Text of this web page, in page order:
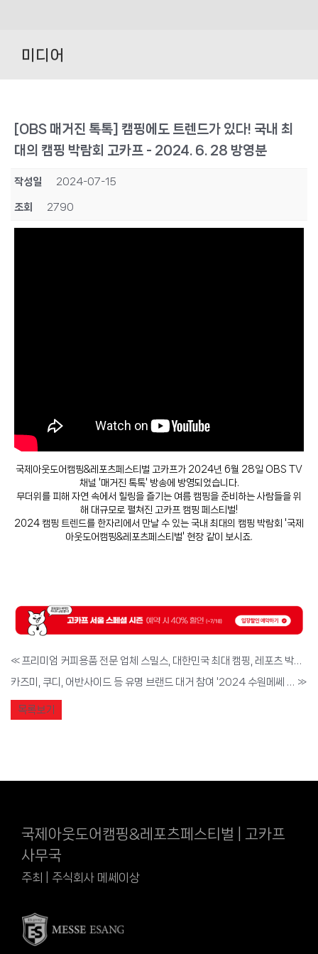
content미디어
[OBS 매거진 톡톡] 캠핑에도 트렌드가 있다! 국내 최
대의 캠핑 박람회 고카프 - 2024. 6. 28 방영분
작성일 2024-07-15
조회 2790
국제아웃도어캠핑&레포츠페스티벌 고카프가 2024년 6월 28일 OBS TV
채널 '매거진 톡톡' 방송에 방영되었습니다.
무더위를 피해 자연 속에서 힐링을 즐기는 여름 캠핑을 준비하는 사람들을 위
해 대규모로 펼쳐진 고카프 캠핑 페스티벌!
2024 캠핑 트렌드를 한자리에서 만날 수 있는 국내 최대의 캠핑 박람회 '국제
아웃도어캠핑&레포츠페스티벌' 현장 같이 보시죠.
«
프리미엄 커피용품 전문 업체 스밀스, 대한민국 최대 캠핑, 레포츠 박람회 ‘2024 고카프 서울 스페셜 시즌’ 참가
카즈미, 쿠디, 어반사이드 등 유명 브랜드 대거 참여 '2024 수원메쎄 고카프 더 파이널 시즌' 8월 30일부터 개최 »
목록보기
국제아웃도어캠핑&레포츠페스티벌 | 고카프
사무국
주최 | 주식회사 메쎄이상